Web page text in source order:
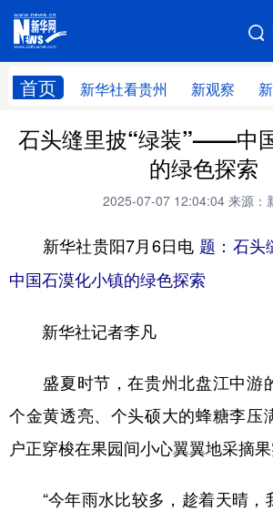
首页 新华社看贵州 新观察
网站地图
新华社看贵州 新观察 新动能
贵州领导 人事
直播
畅游贵州 数字贵州 律动贵
光影贵州 部门之窗
融媒联播 贵阳
黔南 黔西南
石头缝里披“绿装”——中
的绿色探索
2025-07-07 12:04:04 来源：
新华社贵阳7月6日电 题：石
中国石漠化小镇的绿色探索
新华社记者李凡
盛夏时节，在贵州北盘江中游
个金黄透亮、个头硕大的蜂糖李压
户正穿梭在果园间小心翼翼地采摘果
“今年雨水比较多，趁着天晴，